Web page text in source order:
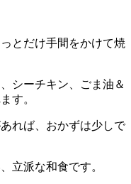
とだけ手間をかけて焼
シーチキン、ごま油＆
す。
れば、おかずは少しで
立派な和食です。